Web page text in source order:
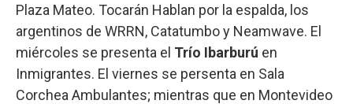
Plaza Mateo. Tocarán Hablan por la espalda, los
argentinos de WRRN, Catatumbo y Neamwave. El
miércoles se presenta el Trío Ibarburú en
Inmigrantes. El viernes se persenta en Sala
Corchea Ambulantes; mientras que en Montevideo